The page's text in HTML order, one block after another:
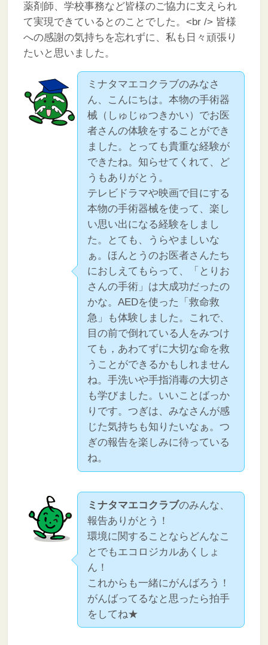
薬剤師、学校事務など皆様のご協力に支えられ
て実現できているとのことでした。<br /> 皆様
への感謝の気持ちを忘れずに、私も日々頑張り
たいと思いました。
ミナタマエコクラブのみなさ
ん、こんにちは。本物の手術器
械（しゅじゅつきかい）でお医
者さんの体験をすることができ
ました。とっても貴重な経験が
できたね。知らせてくれて、ど
うもありがとう。
テレビドラマや映画で目にする
本物の手術器械を使って、楽し
い思い出になる経験をしまし
た。とても、うらやましいな
ぁ。ほんとうのお医者さんたち
におしえてもらって、「とりお
さんの手術」は大成功だったの
かな。AEDを使った「救命救
急」も体験しました。これで、
目の前で倒れている人をみつけ
ても，あわてずに大切な命を救
うことができるかもしれません
ね。手洗いや手指消毒の大切さ
も学びました。いいことばっか
りです。つぎは、みなさんが感
じた気持ちも知りたいなぁ。つ
ぎの報告を楽しみに待っている
ね。
ミナタマエコクラブのみんな、
報告ありがとう！
環境に関することならどんなこ
とでもエコロジカルあくしょ
ん！
これからも一緒にがんばろう！
がんばってるなと思ったら拍手
をしてね★